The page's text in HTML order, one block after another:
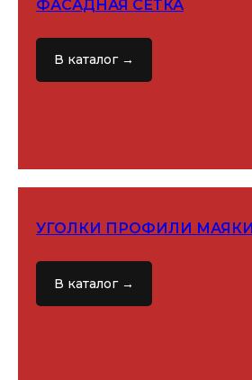
ФАСАДНАЯ СЕТКА
В каталог →
УГОЛКИ ПРОФИЛИ МАЯКИ
В каталог →
ПАРТНЕРЫ